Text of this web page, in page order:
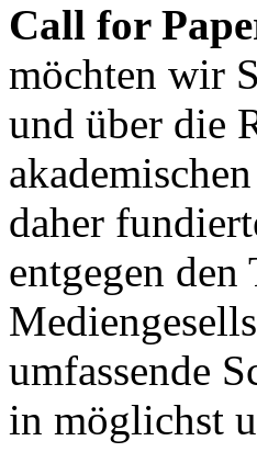
Call for
möchten wir
und über die
daher
entgegen
umfassende
in möglichst